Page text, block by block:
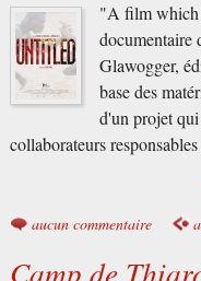
"A film which
documentaire
Glawogger,
base des
d'un projet
collaborateurs
aucun commentaire
Camp de